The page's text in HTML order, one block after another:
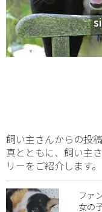
飼い主さんからの投
真とともに、飼い主
リーをご紹介します。
ファ
女の